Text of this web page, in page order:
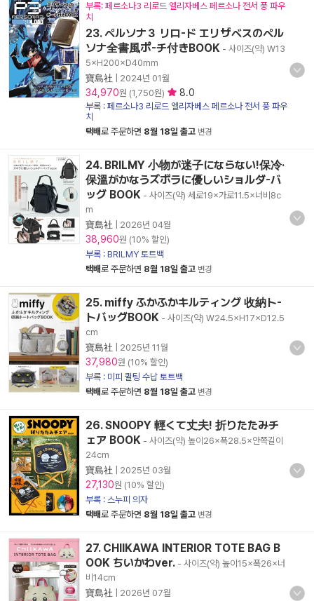
부록: 페르소나3 리로드 엘리자베스 페르소나 전서 풍 파우
치
23. ペルソナ３ リロ-ド エリザベスのペル
ソナ全書風ポ-チ付きBOOK - 사이즈(약) W13
5×H200×D40mm
寶島社
2024년 01월
34,970원 (1,750원) 8.0
부록 : 페르소나3 리로드 엘리자베스 페르소나 전서 풍 파우
치
택배로 주문하면 8월 18일 출고 변경
24. BRILMY 小物が迷子にならない!保冷·
保溫がかなうズボラに優しいショルダ-バ
ッグ BOOK - 사이즈(약) 세로19×가로11.5×너비8c
m
寶島社
2026년 04월
38,960원 (10% 할인)
부록 : BRILMY 토트백
택배로 주문하면 8월 18일 출고 변경
25. miffy ふかふかキルティング 收納ト-
トバッグBOOK - 사이즈(약) W24.5×H17×D12.5
cm
寶島社
2025년 11월
37,980원 (10% 할인)
부록 : 미피 퀼팅 수납 토트백
택배로 주문하면 8월 18일 출고 변경
26. SNOOPY 輕くて丈夫! 折りたたみチ
ェア BOOK - 사이즈(약) 높이26×폭28.5×안쪽길이
24cm
寶島社
2025년 03월
27,130원 (10% 할인)
부록 : 스누피 의자
택배로 주문하면 8월 18일 출고 변경
27. CHIIKAWA INTERIOR TOTE BAG B
OOK ちいかわver. - 사이즈(약) 높이15×폭26×너
비14cm
寶島社
2026년 07월